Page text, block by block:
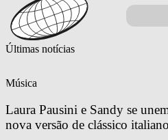
Últimas notícias
Música
Laura Pausini e Sandy se
nova versão de clássico italiano